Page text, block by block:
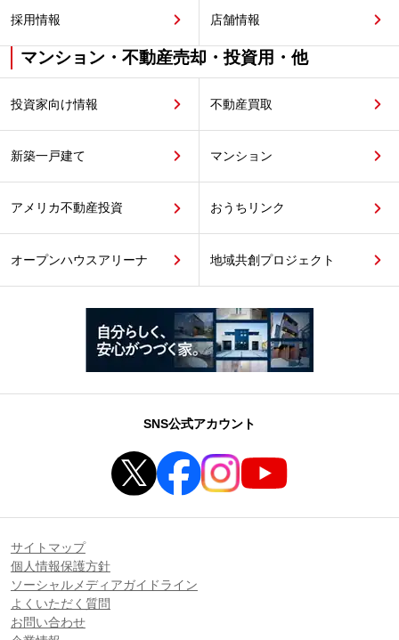
採用情報 店舗情報
マンション・不動産売却・投資用・他
投資家向け情報 不動産買取
新築一戸建て マンション
アメリカ不動産投資 おうちリンク
オープンハウスアリーナ 地域共創プロジェクト
SNS公式アカウント
サイトマップ
個人情報保護方針
ソーシャルメディアガイドライン
よくいただく質問
お問い合わせ